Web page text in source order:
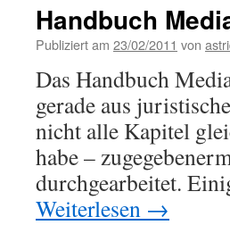
Handbuch
Publiziert am 23/02/2011 von
Das Handbuch
gerade aus
nicht alle Kapitel
habe –
durchgearbeitet.
Weiterlesen →